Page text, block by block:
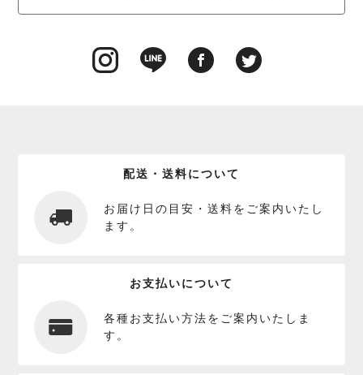
配送・送料について
お届け日の目安・送料をご案内いたし
ます。
お支払いについて
各種お支払い方法をご案内いたしま
す。